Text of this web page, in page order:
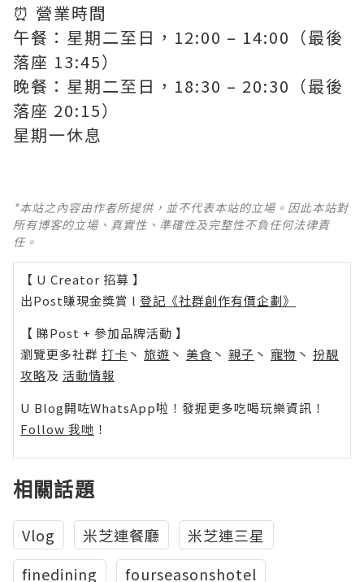
⏰ 營業時間
午餐：星期二至日，12:00 – 14:00（最後
落座 13:45）
晚餐：星期二至日，18:30 – 20:30（最後
落座 20:15）
星期一休息
*本站之內容由作者所提供，並不代表本站的立場。因此本站對
所有博客的立場、真實性、準確性及完整性不負任何法律責
任。
【 U Creator 招募 】
出Post賺現金獎賞 l 登記《社群創作有價企劃》
【 睇Post + 參加品牌活動 】
瀏覽更多社群 打卡 丶 旅遊 丶 美食 丶 親子 丶 寵物 丶 扮靚
攻略及 活動情報
U Blog開咗WhatsApp啦！發掘更多吃喝玩樂資訊！
Follow 我哋 ！
相關話題
Vlog 米芝連餐廳
米芝連三星
finedining
fourseasonshotel